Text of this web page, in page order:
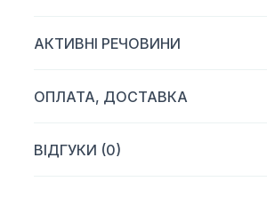
АКТИВНІ РЕЧОВИНИ
ОПЛАТА, ДОСТАВКА
ВІДГУКИ (0)